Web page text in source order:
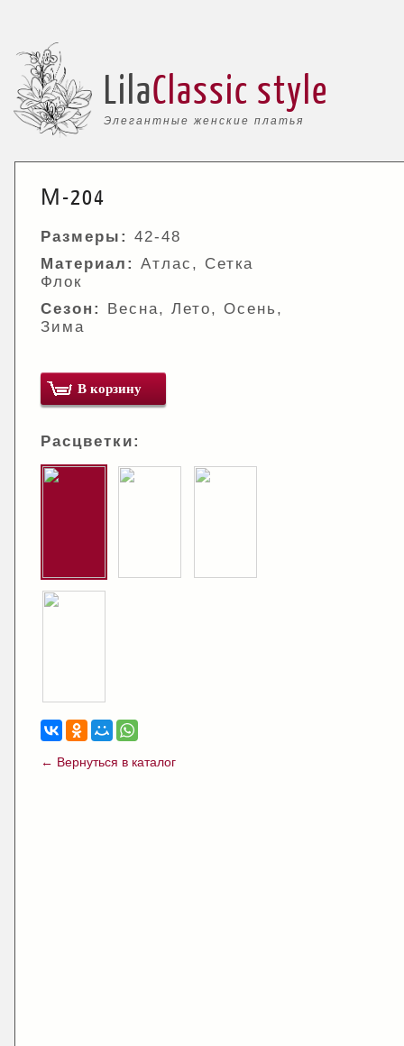
Элегантные женские платья
LilaClassic style
М-204
Размеры: 42-48
Материал: Атлас, Сетка
Флок
Сезон:
Весна, Лето, Осень,
Зима
В корзину
Расцветки:
← Вернуться в каталог